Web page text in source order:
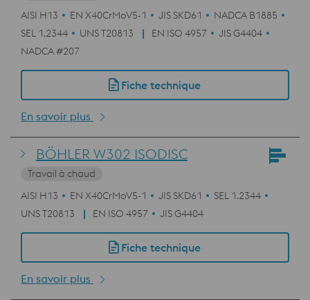
AISI H13
EN X40CrMoV5-1 JIS SKD61
NADCA B1885
SEL 1.2344
UNS T20813 EN ISO 4957
JIS G4404
NADCA #207
Fiche technique
En savoir plus
BÖHLER W302 ISODISC
Travail à chaud
AISI H13
EN X40CrMoV5-1 JIS SKD61
SEL 1.2344
UNS T20813
EN ISO 4957 JIS G4404
Fiche technique
En savoir plus